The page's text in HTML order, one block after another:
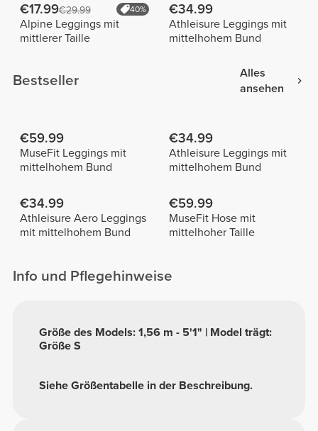
€17.99€29.99 40%
Alpine Leggings mit
mittlerer Taille
€34.99
Athleisure Leggings mit
mittelhohem Bund
Bestseller
Alles
ansehen
€59.99
MuseFit Leggings mit
mittelhohem Bund
€34.99
Athleisure Leggings mit
mittelhohem Bund
€34.99
Athleisure Aero Leggings
mit mittelhohem Bund
€59.99
MuseFit Hose mit
mittelhoher Taille
Info und Pflegehinweise
Siehe Größentabelle in der Beschreibung.
Größe des Models: 1,56 m - 5'1" | Model trägt:
Größe S